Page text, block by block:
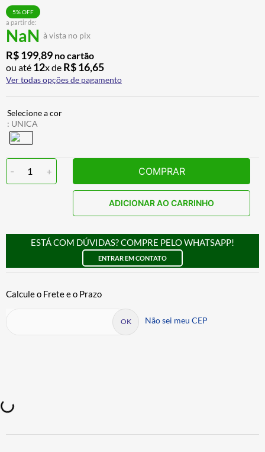
a partir de:
NaN à vista no pix
5% OFF
R$199,89 no cartão
ou até 12x de R$16,65
Ver todas opções de pagamento
: UNICA
- 1 + COMPRAR
ADICIONAR AO CARRINHO
ESTÁ COM DÚVIDAS? COMPRE PELO WHATSAPP!
ENTRAR EM CONTATO
Não sei meu CEP